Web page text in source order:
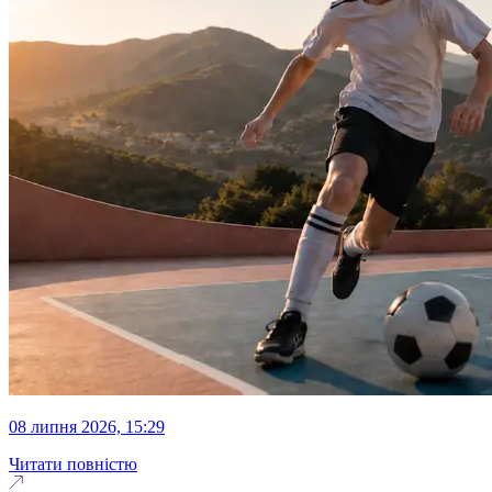
08 липня 2026, 15:29
Читати повністю